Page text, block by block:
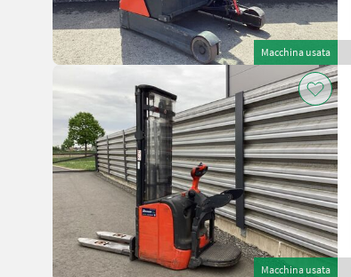
Macchina usata
Macchina usata